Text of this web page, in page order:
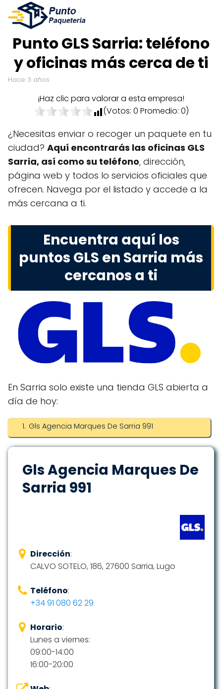
Punto GLS Sarria: teléfono
y oficinas más cerca de ti
hace 3 años
¡Haz clic para valorar a esta empresa!
(Votos: 0 Promedio: 0)
¿Necesitas enviar o recoger un paquete en tu
ciudad? Aquí encontrarás las oficinas GLS
Sarria, así como su teléfono, dirección,
página web y todos lo servicios oficiales que
ofrecen. Navega por el listado y accede a la
más cercana a ti.
Encuentra aquí los
puntos GLS en Sarria más
cercanos a ti
En Sarria solo existe una tienda GLS abierta a
día de hoy:
Gls Agencia Marques De Sarria 991
Gls Agencia Marques De
Sarria 991
Dirección:
CALVO SOTELO, 186, 27600 Sarria, Lugo
Teléfono:
+34 91 080 62 29
Horario:
Lunes a viernes:
09:00-14:00
16:00-20:00